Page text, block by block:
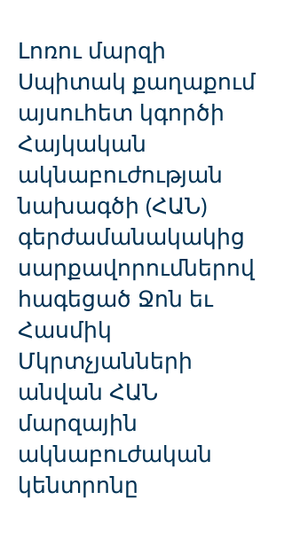
Լոռու մարզի
Սպիտակ քաղաքում
այսուհետ կգործի
Հայկական
ակնաբուժության
նախագծի (ՀԱՆ)
գերժամանակակից
սարքավորումներով
հագեցած Ջոն եւ
Հասմիկ
Մկրտչյանների
անվան ՀԱՆ
մարզային
ակնաբուժական
կենտրոնը